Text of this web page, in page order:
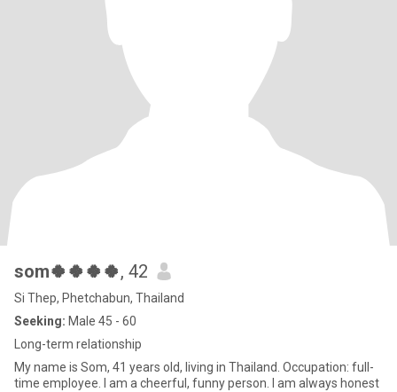
som🍀🍀🍀🍀, 42
Si Thep, Phetchabun, Thailand
Seeking: Male 45 - 60
Long-term relationship
My name is Som, 41 years old, living in Thailand. Occupation: full-
time employee. I am a cheerful, funny person. I am always honest